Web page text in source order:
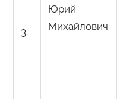
3.
Юрий
Михайлович